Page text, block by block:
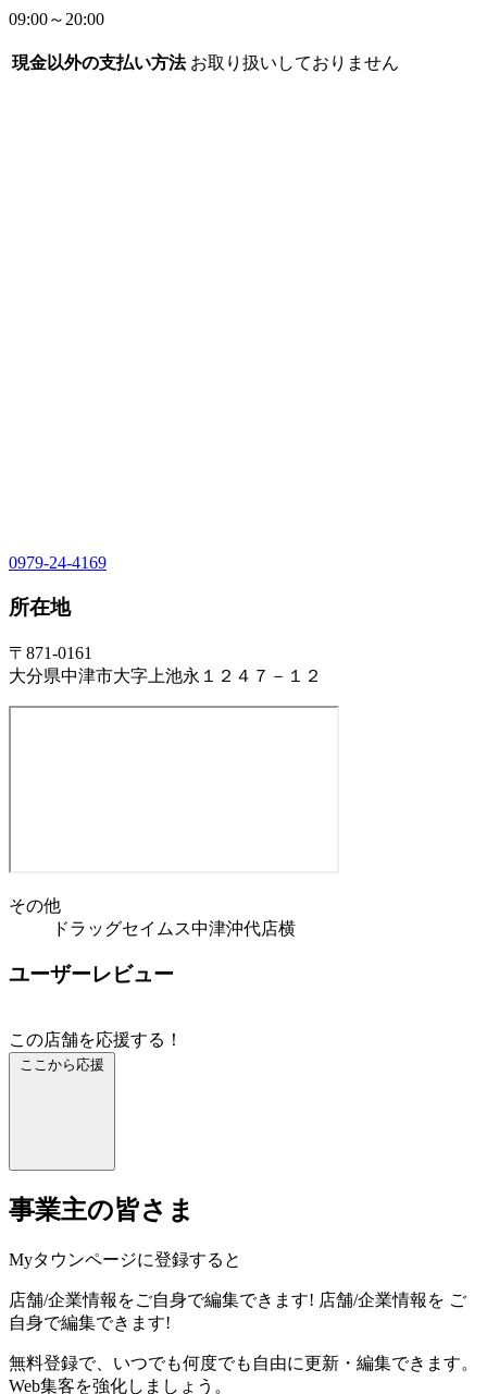
09:00～20:00
現金以外の支払い方法 お取り扱いしておりません
0979-24-4169
所在地
〒871-0161
大分県中津市大字上池永１２４７－１２
その他
ドラッグセイムス中津沖代店横
ユーザーレビュー
この店舗を応援する！
ここから応援
事業主の皆さま
Myタウンページに登録すると
店舗/企業情報をご自身で編集できます! 店舗/企業情報を ご
自身で編集できます!
無料登録で、いつでも何度でも自由に更新・編集できます。
Web集客を強化しましょう。